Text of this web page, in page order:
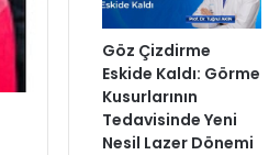
Göz Çizdirme
Eskide Kaldı: Görme
Kusurlarının
Tedavisinde Yeni
Nesil Lazer Dönemi